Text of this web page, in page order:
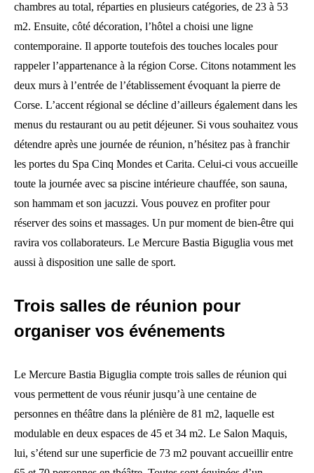
chambres au total, réparties en plusieurs catégories, de 23 à 53
m2. Ensuite, côté décoration, l’hôtel a choisi une ligne
contemporaine. Il apporte toutefois des touches locales pour
rappeler l’appartenance à la région Corse. Citons notamment les
deux murs à l’entrée de l’établissement évoquant la pierre de
Corse. L’accent régional se décline d’ailleurs également dans les
menus du restaurant ou au petit déjeuner. Si vous souhaitez vous
détendre après une journée de réunion, n’hésitez pas à franchir
les portes du Spa Cinq Mondes et Carita. Celui-ci vous accueille
toute la journée avec sa piscine intérieure chauffée, son sauna,
son hammam et son jacuzzi. Vous pouvez en profiter pour
réserver des soins et massages. Un pur moment de bien-être qui
ravira vos collaborateurs. Le Mercure Bastia Biguglia vous met
aussi à disposition une salle de sport.
Trois salles de réunion pour
organiser vos événements
Le Mercure Bastia Biguglia compte trois salles de réunion qui
vous permettent de vous réunir jusqu’à une centaine de
personnes en théâtre dans la plénière de 81 m2, laquelle est
modulable en deux espaces de 45 et 34 m2. Le Salon Maquis,
lui, s’étend sur une superficie de 73 m2 pouvant accueillir entre